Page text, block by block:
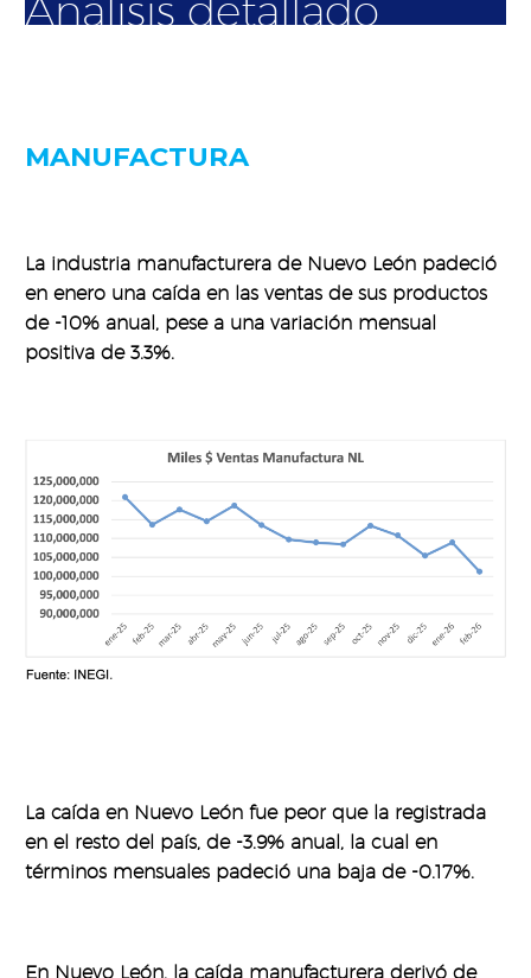
Análisis detallado
MANUFACTURA
La industria manufacturera de Nuevo León padeció
en enero una caída en las ventas de sus productos
de -10% anual, pese a una variación mensual
positiva de 3.3%.
La caída en Nuevo León fue peor que la registrada
en el resto del país, de -3.9% anual, la cual en
términos mensuales padeció una baja de -0.17%.
En Nuevo León, la caída manufacturera derivó de